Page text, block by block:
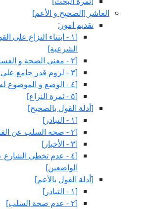
العاشر [الصحيح و الأعم‏]
تقديم امور:
[١ - ابتناء النزاع على
الشرعية]
[٢ - معنى الصحة و الفساد]
[٣ - لزوم قدر جامع على القولين‏]
[٤ - الوضع و الموضوع له في ألفاظ العبادات‏]
[٥ - ثمرة النزاع‏]
[أدلة القول بالصحيح‏]
[١ - التبادر]
[٢ - صحة السلب عن الفاسد]
[٣ - الأخبار]
[٤ - عدم تخطي
الواضعين‏]
[أدلة القول بالأعم‏]
[١ - التبادر]
[٢ - عدم صحة السلب‏]